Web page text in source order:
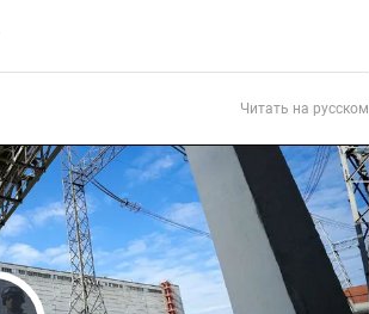
Читать на русском